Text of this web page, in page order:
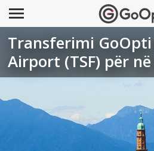
Transferimi
Airport (TSF) për